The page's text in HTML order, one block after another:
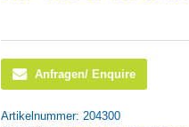
Anfragen/ Enquire
Artikelnummer: 204300